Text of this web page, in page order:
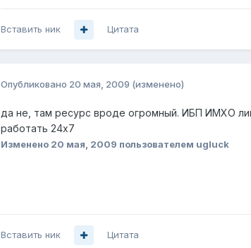
Вставить ник Цитата
Опубликовано 20 мая, 2009 (изменено)
да не, там ресурс вроде огромный. ИБП ИМХО
работать 24х7
Изменено 20 мая, 2009 пользователем ugluck
Вставить ник Цитата